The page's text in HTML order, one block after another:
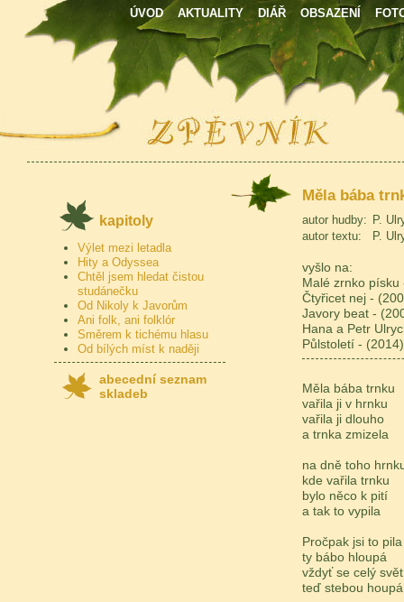
Měla bába
autor hudby: P.
autor textu:
P.
vyšlo na:
Malé zrnko písku
Čtyřicet nej -
Javory beat -
Hana a Petr
Půlstoletí - (2014)
Měla bába trnku
vařila ji v hrnku
vařila ji dlouho
a trnka zmizela
na dně toho
kde vařila trnku
bylo něco k pití
a tak to vypila
Pročpak jsi to pila
ty bábo hloupá
vždyť se celý svět
teď stebou houpá
kapitoly
Výlet mezi letadla
Hity a Odyssea
Chtěl jsem hledat čistou
studánečku
Od Nikoly k Javorům
Ani folk, ani folklór
Směrem k tichému hlasu
Od bílých míst k naději
abecední seznam
skladeb
ÚVOD AKTUALITY DIÁŘ OBSAZENÍ